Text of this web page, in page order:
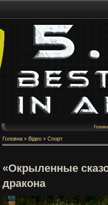
Головна » Відео » Спорт
«Окрыленные
дракона